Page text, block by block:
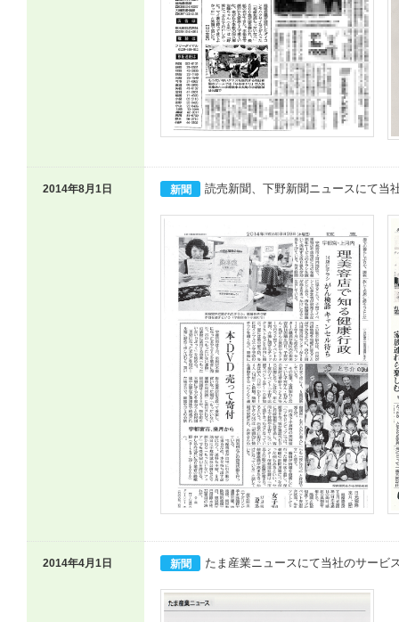
2014年8月1日 新聞 読売新聞、下野新聞ニュースにて当
2014年4月1日 新聞 たま産業ニュースにて当社のサービ